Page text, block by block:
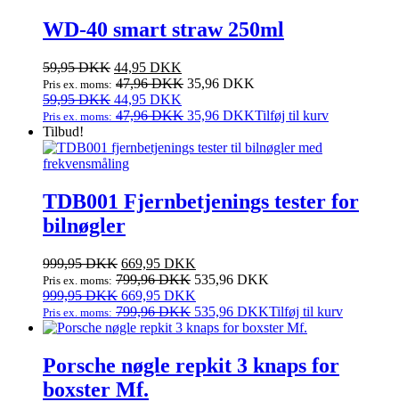
WD-40 smart straw 250ml
59,95DKK Den
oprindelige
pris
var:
44,95 DKK
aktuelle
er:
Pris ex. moms: 47,96DKK 35,96 DKK
59,95DKK Den
oprindelige
var:
59,95 DKK.
44,95 DKK
aktuelle
er:
Pris ex. moms: 47,96DKK 35,96 DKKTilføj til kurv
Tilbud!
TDB001 Fjernbetjenings tester for
bilnøgler
999,95DKK Den
oprindelige
pris
var:
999,95 DKK.
669,95 DKK
aktuelle
er:
669,95 DKK.
Pris ex. moms: 799,96DKK 535,96 DKK
999,95DKK Den
oprindelige
pris
999,95 DKK.
669,95 DKK
aktuelle
pris
669,95 DKK.
Pris ex. moms: 799,96DKK 535,96 DKKTilføj til kurv
Porsche nøgle repkit 3 knaps for
boxster Mf.